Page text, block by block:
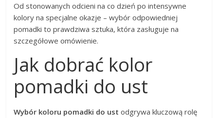
Od stonowanych odcieni na co dzień po intensywne
kolory na specjalne okazje – wybór odpowiedniej
pomadki to prawdziwa sztuka, która zasługuje na
szczegółowe omówienie.
Jak dobrać kolor
pomadki do ust
Wybór koloru pomadki do ust odgrywa kluczową rolę